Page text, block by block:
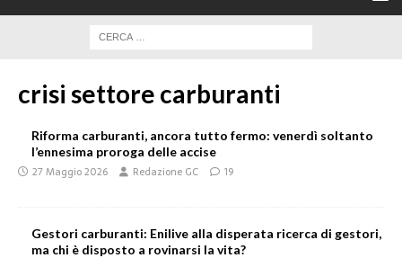
crisi settore carburanti
Riforma carburanti, ancora tutto fermo: venerdì soltanto
l’ennesima proroga delle accise
27 Maggio 2026 Redazione GC 19
Gestori carburanti: Enilive alla disperata ricerca di gestori,
ma chi è disposto a rovinarsi la vita?